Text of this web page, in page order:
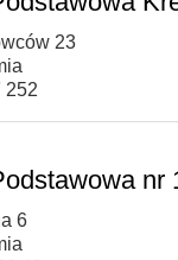
23
252
6